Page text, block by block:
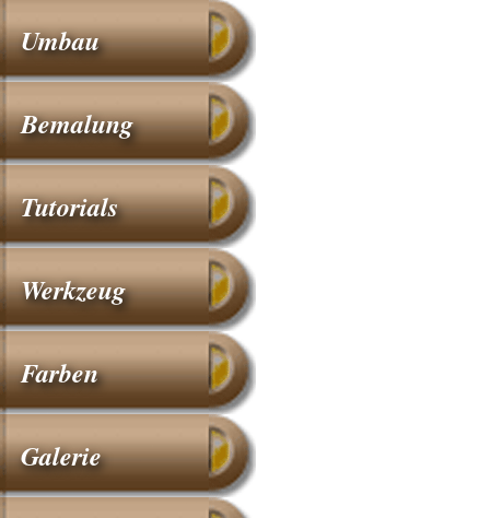
Umbau
Bemalung
Tutorials
Werkzeug
Farben
Galerie